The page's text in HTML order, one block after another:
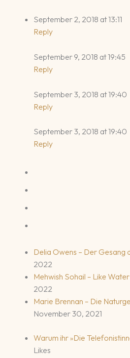
September 2, 2018 at 13:11
Reply
September 9, 2018 at 19:45
Reply
September 3, 2018 at 19:40
Reply
September 3, 2018 at 19:40
Reply
Delia Owens – Der Gesang
2022
Mehwish Sohail – Like
2022
Marie Brennan – Die
November 30, 2021
Warum ihr »Die
Likes